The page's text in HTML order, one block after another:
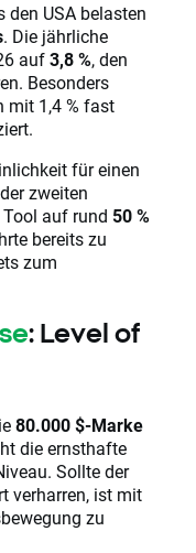
USA belasten
. Die jährliche
auf3,8 %, den
Besonders
mit 1,4 % fast
für einen
zweiten
auf rund 50 %
bereits zu
zum
: Level of
80.000 $-Marke
die ernsthafte
Sollte der
verharren, ist mit
zu